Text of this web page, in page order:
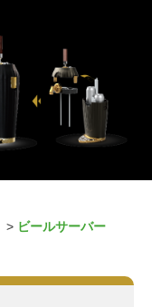
ビールサーバー